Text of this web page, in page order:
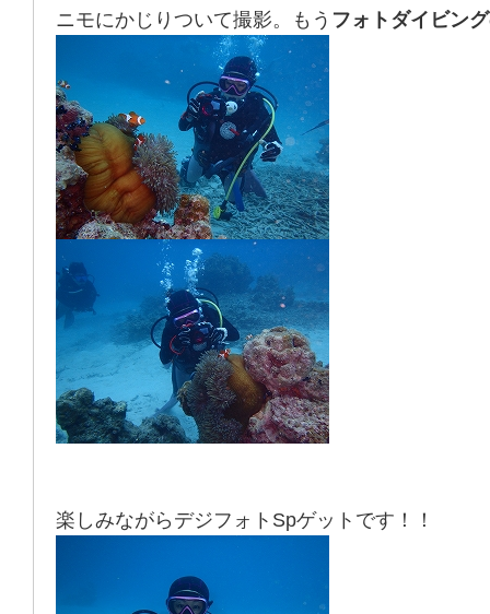
ニモにかじりついて撮影。もう フォトダイビン
楽しみながらデジフォトSpゲットです！！